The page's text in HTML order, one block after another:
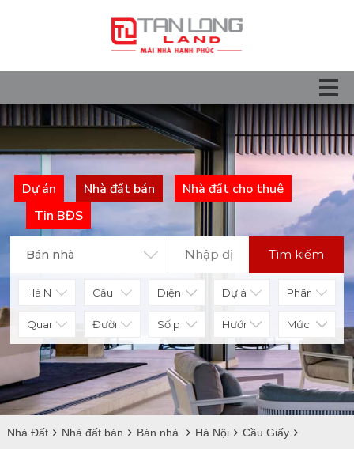
Dự án Nhà đất bán
Nhà đất cho thuê
Tin BĐS
Bán nhà Tìm kiếm
Diện tích
Số phòng Hướng nhà Mức giá
Nhà Đất Nhà đất bán Bán nhà Hà Nội Cầu Giấy